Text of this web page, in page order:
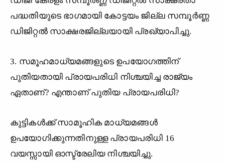
പദ്ധതിയുടെ ഭാഗമായി കോട്ടയം ജില്ല സമ്പൂർണ്ണ
ഡിജിറ്റൽ സാക്ഷരജില്ലയായി പ്രഖ്യാപിച്ചു.
3. സമൂഹമാധ്യമങ്ങളുടെ ഉപയോഗത്തിന്
പുതിയതായി പ്രായപരിധി നിശ്ചയിച്ച രാജ്യം
ഏതാണ്? എന്താണ് പുതിയ പ്രായപരിധി?
കുട്ടികൾക്ക് സാമൂഹിക മാധ്യമങ്ങൾ
ഉപയോഗിക്കുന്നതിനുള്ള പ്രായപരിധി 16
വയസ്സായി ഓസ്ട്രേലിയ നിശ്ചയിച്ചു.